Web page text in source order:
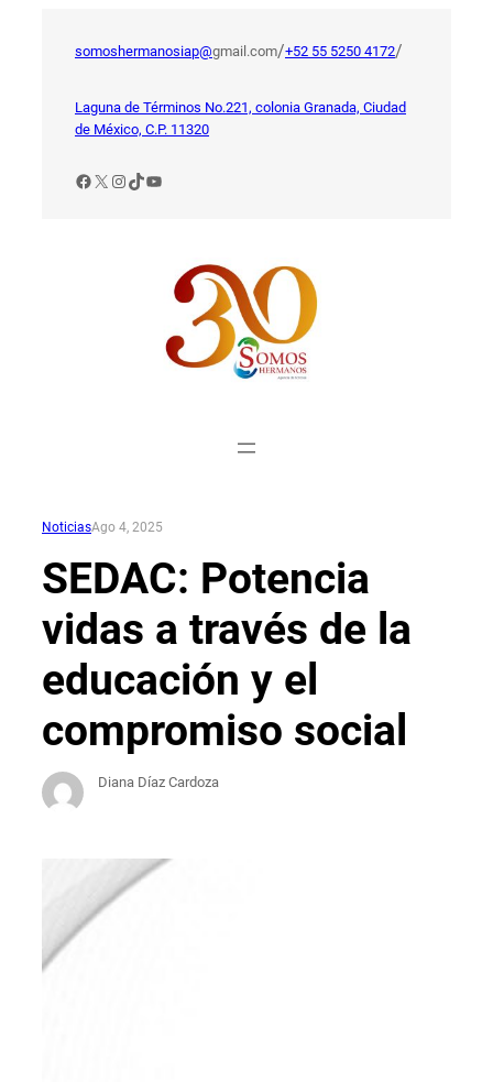
somoshermanosiap@gmail.com/+52 55 5250 4172/
Laguna de Términos No.221, colonia Granada, Ciudad
de México, C.P. 11320
Facebook
X Instagram
TikTok
YouTube
NoticiasAgo 4, 2025
SEDAC: Potencia
vidas a través de la
educación y el
compromiso social
Diana Díaz Cardoza